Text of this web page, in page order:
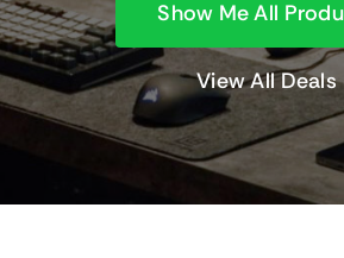
Show Me All
View All Deals